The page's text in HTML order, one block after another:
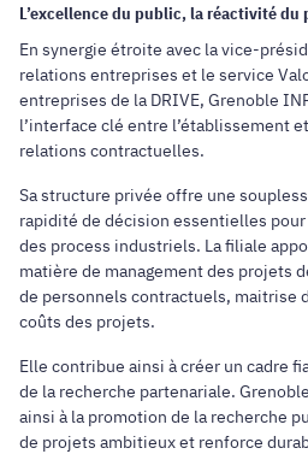
L’excellence du public, la réactivité du
En synergie étroite avec la vice-
relations entreprises et le service
entreprises de la DRIVE, Grenoble
l’interface clé entre l’établissement
relations contractuelles.
Sa structure privée offre une
rapidité de décision essentielles
des process industriels. La filiale
matière de management des projets
de personnels contractuels, maitrise
coûts des projets.
Elle contribue ainsi à créer un cadre
de la recherche partenariale.
ainsi à la promotion de la recherche
de projets ambitieux et renforce